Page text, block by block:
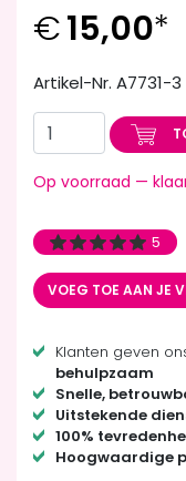
€15,00*
Artikel-Nr. A7731-3
Op voorraad —
5
VOEG TOE AAN JE
Klanten geven
behulpzaam
Snelle,
Uitstekende
100%
Hoogwaardige